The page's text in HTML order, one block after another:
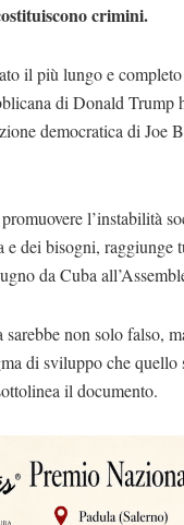
crimini.
il più lungo e
di Donald
democratica di Joe
l’instabilità
e dei bisogni,
da Cuba
sarebbe non solo falso,
di sviluppo che
il documento.